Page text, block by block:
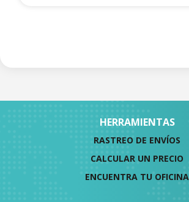
HERRAMIENTAS
RASTREO DE ENVÍOS
CALCULAR UN PRECIO
ENCUENTRA TU OFICINA